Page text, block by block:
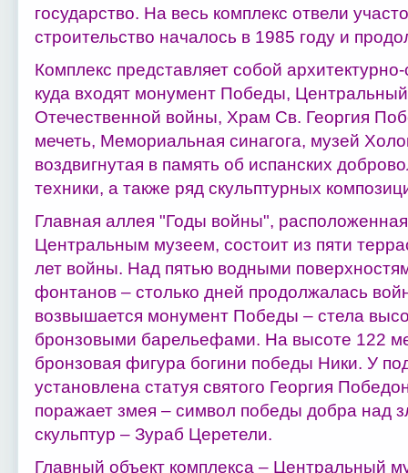
государство. На весь комплекс отвели
строительство началось в 1985 году и
Комплекс представляет собой
куда входят монумент Победы,
Отечественной войны, Храм Св. Георгия
мечеть, Мемориальная синагога, музей
воздвигнутая в память об испанских
техники, а также ряд скульптурных
Главная аллея "Годы войны",
Центральным музеем, состоит из пяти
лет войны. Над пятью водными
фонтанов – столько дней продолжалась
возвышается монумент Победы – стела
бронзовыми барельефами. На высоте 122
бронзовая фигура богини победы Ники. У
установлена статуя святого Георгия
поражает змея – символ победы добра над
скульптур – Зураб Церетели.
Главный объект комплекса – Центральный